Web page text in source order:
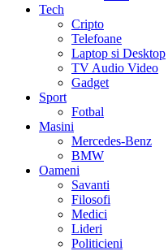
Tech
Cripto
Telefoane
Laptop si Desktop
TV Audio Video
Gadget
Sport
Fotbal
Masini
Mercedes-Benz
BMW
Oameni
Savanti
Filosofi
Medici
Lideri
Politicieni